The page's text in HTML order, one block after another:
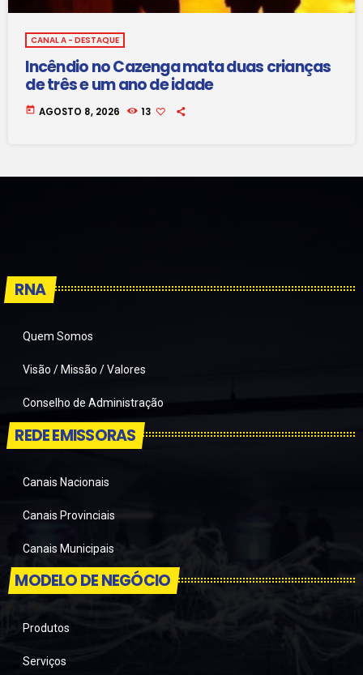
CANAL A - DESTAQUE
Incêndio no Cazenga mata duas crianças
de três e um ano de idade
today AGOSTO 8, 2026 13
RNA
Quem Somos
Visão / Missão / Valores
Conselho de Administração
REDE EMISSORAS
Canais Nacionais
Canais Provinciais
Canais Municipais
MODELO DE NEGÓCIO
Produtos
Serviços